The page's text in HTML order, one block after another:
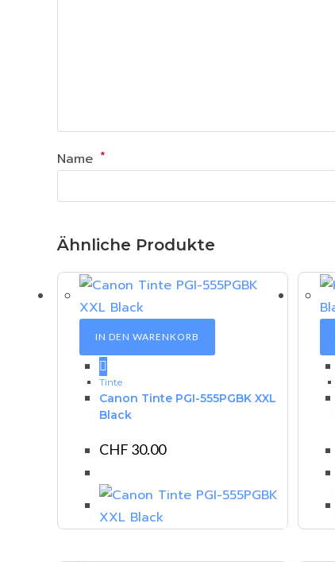
Name *
Ähnliche Produkte
IN DEN WARENKORB
Tinte
Canon Tinte PGI-555PGBK XXL
Black
CHF 30.00